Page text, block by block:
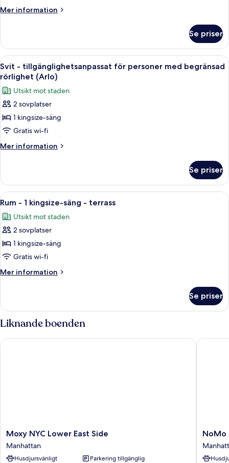
Mer information
Mer
(Arlo)
Se priser
Öppna
alla
foton
för
Svit
-
tillgänglighetsanpassat
för
begränsad
rörlighet
(Arlo)
Ett modernt vardagsrum med en
6
Svit - tillgänglighetsanpassat för personer med begränsad
rörlighet (Arlo)
Utsikt mot staden
2 sovplatser
1 kingsize-säng
Gratis wi-fi
Mer information
Mer
-
tillgänglighetsanpassat
för
med
begränsad
(Arlo)
Se priser
Öppna
alla
foton
för
Rum
-
1
kingsize-
-
terrass
Rum - 1 kingsize-säng - terrass |
8
Rum - 1 kingsize-säng - terrass
Utsikt mot staden
2 sovplatser
1 kingsize-säng
Gratis wi-fi
Mer information
Mer
-
kingsize-
-
Se priser
Liknande boenden
Moxy
NYC
Lower
East
Moxy NYC Lower East Side
Manhattan
Husdjursvänligt
Parkering tillgänglig
Moxy NYC Lower East Side
NoMo
SoHo
NoMo
NoMo